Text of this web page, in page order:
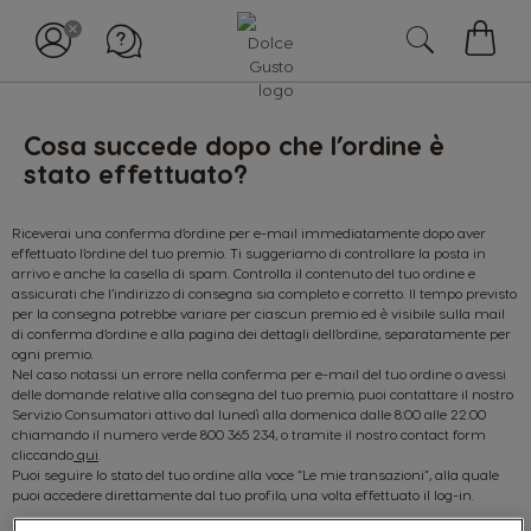
Cosa succede dopo che l’ordine è
stato effettuato?
Riceverai una conferma d’ordine per e-mail immediatamente dopo aver
effettuato l’ordine del tuo premio. Ti suggeriamo di controllare la posta in
arrivo e anche la casella di spam. Controlla il contenuto del tuo ordine e
assicurati che l’indirizzo di consegna sia completo e corretto. Il tempo previsto
per la consegna potrebbe variare per ciascun premio ed è visibile sulla mail
di conferma d’ordine e alla pagina dei dettagli dell’ordine, separatamente per
ogni premio.
Nel caso notassi un errore nella conferma per e-mail del tuo ordine o avessi
delle domande relative alla consegna del tuo premio, puoi contattare il nostro
Servizio Consumatori attivo dal lunedì alla domenica dalle 8:00 alle 22:00
chiamando il numero verde 800 365 234, o tramite il nostro contact form
cliccando qui
Puoi seguire lo stato del tuo ordine alla voce “Le mie transazioni”, alla quale
puoi accedere direttamente dal tuo profilo, una volta effettuato il log-in.